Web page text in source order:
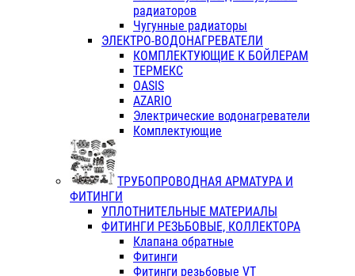
радиаторов
Чугунные радиаторы
ЭЛЕКТРО-ВОДОНАГРЕВАТЕЛИ
КОМПЛЕКТУЮЩИЕ К БОЙЛЕРАМ
ТЕРМЕКС
OASIS
AZARIO
Электрические водонагреватели
Комплектующие
ТРУБОПРОВОДНАЯ АРМАТУРА И
ФИТИНГИ
УПЛОТНИТЕЛЬНЫЕ МАТЕРИАЛЫ
ФИТИНГИ РЕЗЬБОВЫЕ, КОЛЛЕКТОРА
Клапана обратные
Фитинги
Фитинги резьбовые VT